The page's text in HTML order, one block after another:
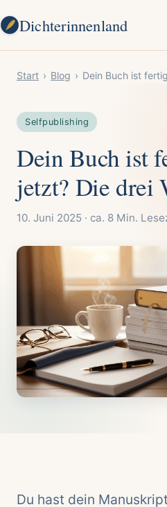
Dichterinnenland
Start › Blog › Dein Buch ist
Selfpublishing
Dein Buch ist
jetzt? Die drei
10. Juni 2025 · ca. 8 Min.
Du hast dein